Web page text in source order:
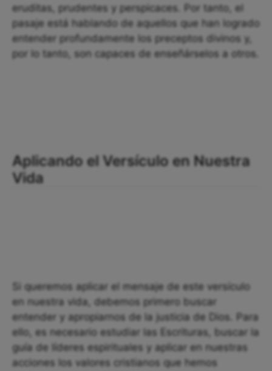
eruditas, prudentes y perspicaces. Por tanto, el
pasaje está hablando de aquellos que han logrado
entender profundamente los preceptos divinos y,
por lo tanto, son capaces de enseñárselos a otros.
Aplicando el Versículo en Nuestra
Vida
Si queremos aplicar el mensaje de este versículo
en nuestra vida, debemos primero buscar
entender y apropiarnos de la justicia de Dios. Para
ello, es necesario estudiar las Escrituras, buscar la
guía de líderes espirituales y aplicar en nuestras
acciones los valores cristianos que hemos